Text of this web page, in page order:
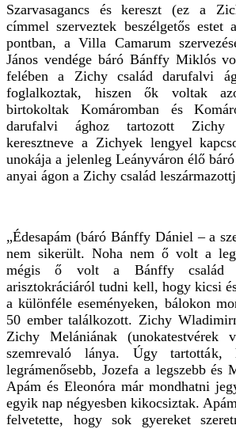
Szarvasagancs és kereszt (ez a
címmel szerveztek beszélgetős
pontban, a Villa Camarum
János vendége báró Bánffy Miklós
felében a Zichy család darufalvi
foglalkoztak, hiszen ők voltak
birtokoltak Komáromban és
darufalvi ághoz tartozott Zichy
keresztneve a Zichyek lengyel
unokája a jelenleg Leányváron élő
anyai ágon a Zichy család
„Édesapám (báró Bánffy Dániel – a
nem sikerült. Noha nem ő volt a
mégis ő volt a Bánffy család
arisztokráciáról tudni kell, hogy kicsi
a különféle eseményeken, bálokon
50 ember találkozott. Zichy
Zichy Melániának (unokatestvérek
szemrevaló lánya. Úgy tartották,
legrámenősebb, Jozefa a legszebb és
Apám és Eleonóra már mondhatni
egyik nap négyesben kikocsiztak.
felvetette, hogy sok gyereket